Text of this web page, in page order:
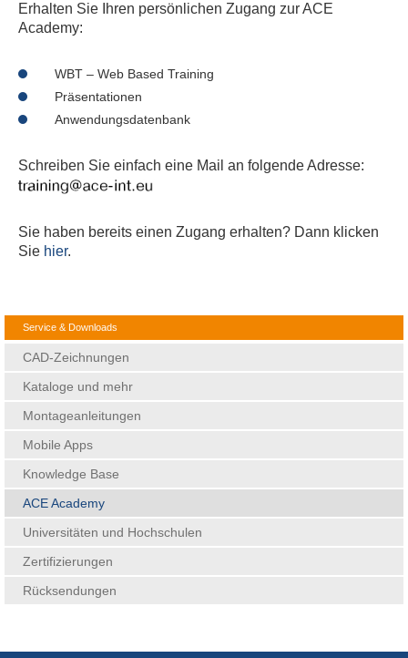
Erhalten Sie Ihren persönlichen Zugang zur ACE
Academy:
WBT – Web Based Training
Präsentationen
Anwendungsdatenbank
Schreiben Sie einfach eine Mail an folgende Adresse:
Sie haben bereits einen Zugang erhalten? Dann klicken
Sie hier.
Service & Downloads
CAD-Zeichnungen
Kataloge und mehr
Montageanleitungen
Mobile Apps
Knowledge Base
ACE Academy
Universitäten und Hochschulen
Zertifizierungen
Rücksendungen